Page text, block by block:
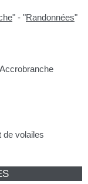
" - "Randonnées"
de volailes